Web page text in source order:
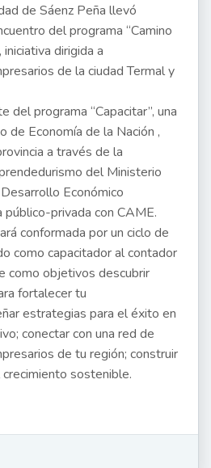
de Sáenz Peña llevó
del programa “Camino
iniciativa dirigida a
de la ciudad Termal y
del programa “Capacitar”, una
de Economía de la Nación ,
a través de la
del Ministerio
Económico
público-privada con CAME.
conformada por un ciclo de
como capacitador al contador
como objetivos descubrir
fortalecer tu
estrategias para el éxito en
conectar con una red de
de tu región; construir
sostenible.